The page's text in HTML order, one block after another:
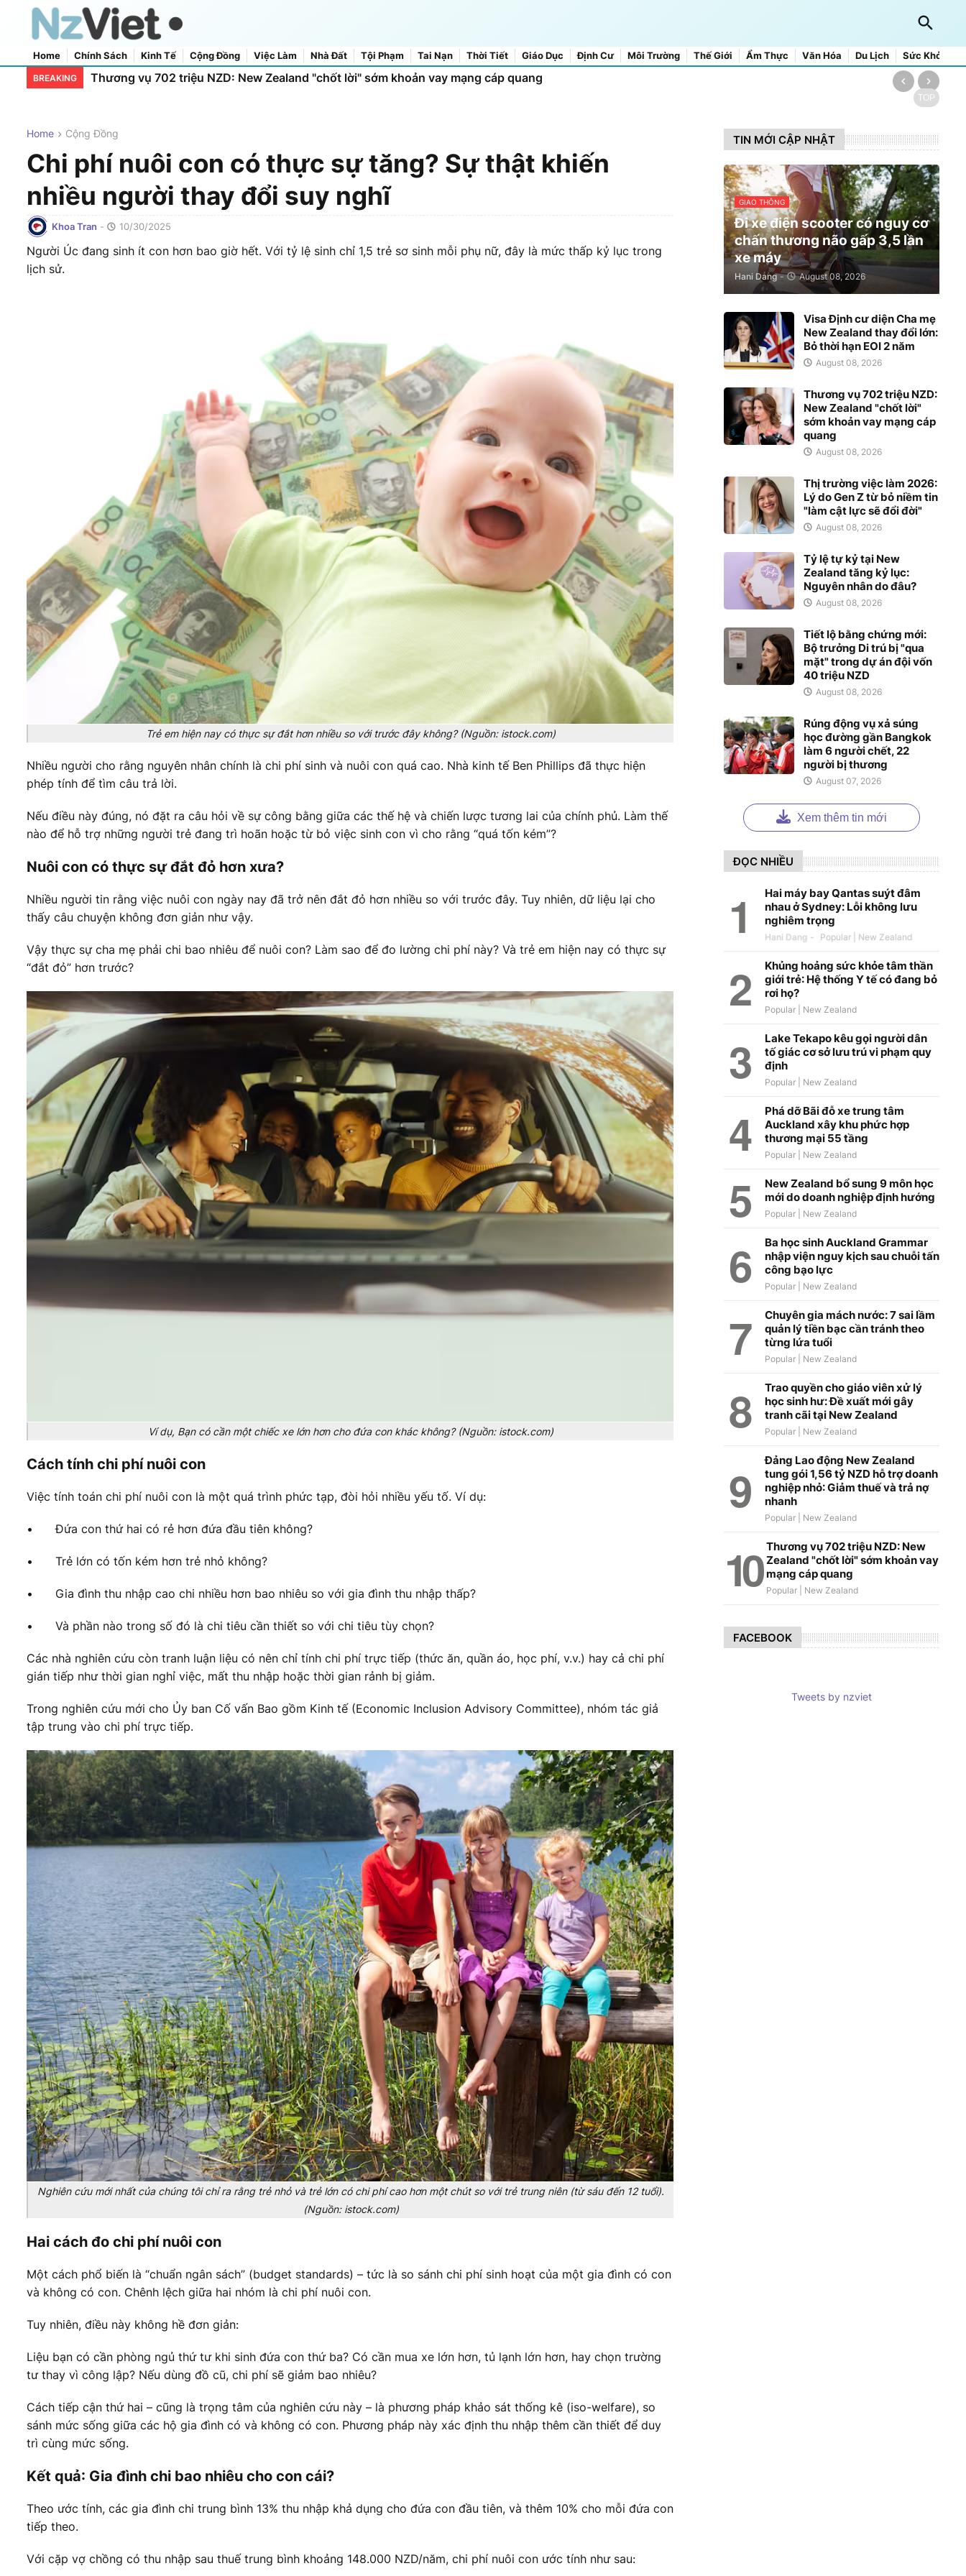
Home Chính Sách Kinh Tế Cộng Đồng Việc Làm Nhà Đất Tội Phạm Tai Nạn Thời Tiết Giáo Dục Định Cư Môi Trường Thế Giới Ẩm Thực Văn Hóa Du Lịch Sức Khỏe
Home About Us
Contact Us
BREAKING
Thương vụ 702 triệu NZD: New Zealand "chốt lời" sớm khoản vay mạng cáp quang
TOP
Home Cộng Đồng
Chi phí nuôi con có thực sự tăng? Sự thật khiến
nhiều người thay đổi suy nghĩ
Khoa Tran - 10/30/2025
Người Úc đang sinh ít con hơn bao giờ hết. Với tỷ lệ sinh chỉ 1,5 trẻ sơ sinh mỗi phụ nữ, đây là mức thấp kỷ lục trong
lịch sử.
Trẻ em hiện nay có thực sự đắt hơn nhiều so với trước đây không? (Nguồn: istock.com)
Nhiều người cho rằng nguyên nhân chính là chi phí sinh và nuôi con quá cao. Nhà kinh tế Ben Phillips đã thực hiện
phép tính để tìm câu trả lời.
Nếu điều này đúng, nó đặt ra câu hỏi về sự công bằng giữa các thế hệ và chiến lược tương lai của chính phủ. Làm thế
nào để hỗ trợ những người trẻ đang trì hoãn hoặc từ bỏ việc sinh con vì cho rằng “quá tốn kém”?
Nuôi con có thực sự đắt đỏ hơn xưa?
Nhiều người tin rằng việc nuôi con ngày nay đã trở nên đắt đỏ hơn nhiều so với trước đây. Tuy nhiên, dữ liệu lại cho
thấy câu chuyện không đơn giản như vậy.
Vậy thực sự cha mẹ phải chi bao nhiêu để nuôi con? Làm sao để đo lường chi phí này? Và trẻ em hiện nay có thực sự
“đắt đỏ” hơn trước?
Ví dụ, Bạn có cần một chiếc xe lớn hơn cho đứa con khác không? (Nguồn: istock.com)
Cách tính chi phí nuôi con
Việc tính toán chi phí nuôi con là một quá trình phức tạp, đòi hỏi nhiều yếu tố. Ví dụ:
• Đứa con thứ hai có rẻ hơn đứa đầu tiên không?
• Trẻ lớn có tốn kém hơn trẻ nhỏ không?
• Gia đình thu nhập cao chi nhiều hơn bao nhiêu so với gia đình thu nhập thấp?
• Và phần nào trong số đó là chi tiêu cần thiết so với chi tiêu tùy chọn?
Các nhà nghiên cứu còn tranh luận liệu có nên chỉ tính chi phí trực tiếp (thức ăn, quần áo, học phí, v.v.) hay cả chi phí
gián tiếp như thời gian nghỉ việc, mất thu nhập hoặc thời gian rảnh bị giảm.
Trong nghiên cứu mới cho Ủy ban Cố vấn Bao gồm Kinh tế (Economic Inclusion Advisory Committee), nhóm tác giả
tập trung vào chi phí trực tiếp.
Nghiên cứu mới nhất của chúng tôi chỉ ra rằng trẻ nhỏ và trẻ lớn có chi phí cao hơn một chút so với trẻ trung niên (từ sáu đến 12 tuổi).
(Nguồn: istock.com)
Hai cách đo chi phí nuôi con
Một cách phổ biến là “chuẩn ngân sách” (budget standards) – tức là so sánh chi phí sinh hoạt của một gia đình có con
và không có con. Chênh lệch giữa hai nhóm là chi phí nuôi con.
Tuy nhiên, điều này không hề đơn giản:
Liệu bạn có cần phòng ngủ thứ tư khi sinh đứa con thứ ba? Có cần mua xe lớn hơn, tủ lạnh lớn hơn, hay chọn trường
tư thay vì công lập? Nếu dùng đồ cũ, chi phí sẽ giảm bao nhiêu?
Cách tiếp cận thứ hai – cũng là trọng tâm của nghiên cứu này – là phương pháp khảo sát thống kê (iso-welfare), so
sánh mức sống giữa các hộ gia đình có và không có con. Phương pháp này xác định thu nhập thêm cần thiết để duy
trì cùng mức sống.
Kết quả: Gia đình chi bao nhiêu cho con cái?
Theo ước tính, các gia đình chi trung bình 13% thu nhập khả dụng cho đứa con đầu tiên, và thêm 10% cho mỗi đứa con
tiếp theo.
Với cặp vợ chồng có thu nhập sau thuế trung bình khoảng 148.000 NZD/năm, chi phí nuôi con ước tính như sau:
TIN MỚI CẬP NHẬT
GIAO THÔNG
Đi xe điện scooter có nguy cơ
chấn thương não gấp 3,5 lần
xe máy
Hani Dang - August 08, 2026
Visa Định cư diện Cha mẹ
New Zealand thay đổi lớn:
Bỏ thời hạn EOI 2 năm
August 08, 2026
Thương vụ 702 triệu NZD:
New Zealand "chốt lời"
sớm khoản vay mạng cáp
quang
August 08, 2026
Thị trường việc làm 2026:
Lý do Gen Z từ bỏ niềm tin
"làm cật lực sẽ đổi đời"
August 08, 2026
Tỷ lệ tự kỷ tại New
Zealand tăng kỷ lục:
Nguyên nhân do đâu?
August 08, 2026
Tiết lộ bằng chứng mới:
Bộ trưởng Di trú bị "qua
mặt" trong dự án đội vốn
40 triệu NZD
August 08, 2026
Rúng động vụ xả súng
học đường gần Bangkok
làm 6 người chết, 22
người bị thương
August 07, 2026
Xem thêm tin mới
ĐỌC NHIỀU
Hai máy bay Qantas suýt đâm
nhau ở Sydney: Lỗi không lưu
nghiêm trọng
Hani Dang -
Khủng hoảng sức khỏe tâm thần
giới trẻ: Hệ thống Y tế có đang bỏ
rơi họ?
Lake Tekapo kêu gọi người dân
tố giác cơ sở lưu trú vi phạm quy
định
Phá dỡ Bãi đỗ xe trung tâm
Auckland xây khu phức hợp
thương mại 55 tầng
New Zealand bổ sung 9 môn học
mới do doanh nghiệp định hướng
Ba học sinh Auckland Grammar
nhập viện nguy kịch sau chuỗi tấn
công bạo lực
Chuyên gia mách nước: 7 sai lầm
quản lý tiền bạc cần tránh theo
từng lứa tuổi
Trao quyền cho giáo viên xử lý
học sinh hư: Đề xuất mới gây
tranh cãi tại New Zealand
Đảng Lao động New Zealand
tung gói 1,56 tỷ NZD hỗ trợ doanh
nghiệp nhỏ: Giảm thuế và trả nợ
nhanh
Thương vụ 702 triệu NZD: New
Zealand "chốt lời" sớm khoản vay
mạng cáp quang
FACEBOOK
Tweets by nzviet